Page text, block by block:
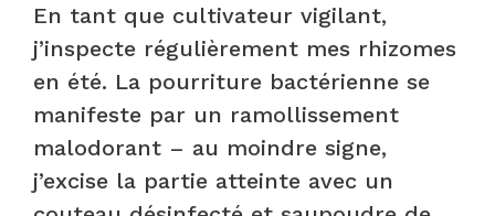
En tant que cultivateur vigilant,
j’inspecte régulièrement mes rhizomes
en été. La pourriture bactérienne se
manifeste par un ramollissement
malodorant – au moindre signe,
j’excise la partie atteinte avec un